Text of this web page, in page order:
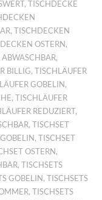
,TISCHDECKE
,TISCHDECKEN
OSTERN,
,
BILLIG,TISCHLÄUFER
GOBELIN ,
,TISCHLÄUFER
REDUZIERT,
,TISCHSET
,TISCHSET
OSTERN,
,TISCHSETS
GOBELIN,TISCHSETS
,TISCHSETS